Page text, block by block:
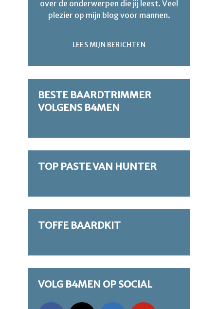
over de onderwerpen die jij leest. Veel
plezier op mijn blog voor mannen.
LEES MIJN BERICHTEN
BESTE BAARDTRIMMER
VOLGENS B4MEN
TOP PASTE VAN HUNTER
TOFFE BAARDKIT
VOLG B4MEN OP SOCIAL